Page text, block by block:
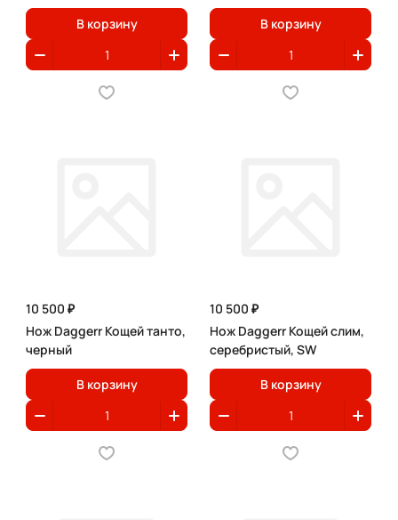
В корзину В корзину
10 500 ₽
Нож Daggerr Кощей танто,
черный
В корзину
10 500 ₽
Нож Daggerr Кощей слим,
серебристый, SW
В корзину